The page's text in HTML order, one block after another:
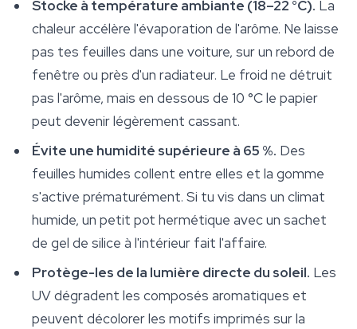
Stocke à température ambiante (18–22 °C). La
chaleur accélère l'évaporation de l'arôme. Ne laisse
pas tes feuilles dans une voiture, sur un rebord de
fenêtre ou près d'un radiateur. Le froid ne détruit
pas l'arôme, mais en dessous de 10 °C le papier
peut devenir légèrement cassant.
Évite une humidité supérieure à 65 %. Des
feuilles humides collent entre elles et la gomme
s'active prématurément. Si tu vis dans un climat
humide, un petit pot hermétique avec un sachet
de gel de silice à l'intérieur fait l'affaire.
Protège-les de la lumière directe du soleil. Les
UV dégradent les composés aromatiques et
peuvent décolorer les motifs imprimés sur la